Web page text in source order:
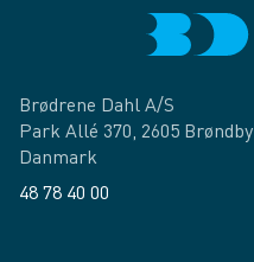
Brødrene Dahl A/S
Park Allé 370, 2605 Brøndby
Danmark
48 78 40 00